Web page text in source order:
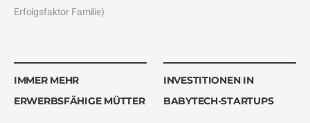
Erfolgsfaktor Familie)
IMMER MEHR
ERWERBSFÄHIGE MÜTTER
INVESTITIONEN IN
BABYTECH-STARTUPS